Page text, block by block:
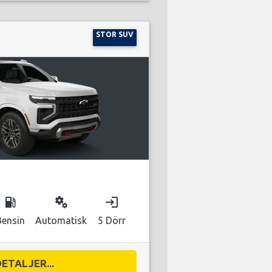
STOR SUV
local_gas_station miscellaneous_services
Automatisk
login
5 Dörr